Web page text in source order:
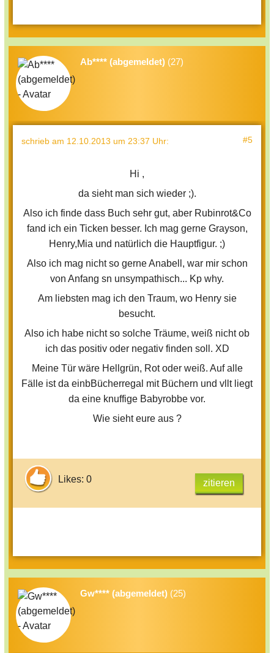
Ab**** (abgemeldet) (27)
schrieb am 12.10.2013 um 23:37 Uhr: #5
Hi ,
da sieht man sich wieder ;).
Also ich finde dass Buch sehr gut, aber Rubinrot&Co
fand ich ein Ticken besser. Ich mag gerne Grayson,
Henry,Mia und natürlich die Hauptfigur. ;)
Also ich mag nicht so gerne Anabell, war mir schon
von Anfang sn unsympathisch... Kp why.
Am liebsten mag ich den Traum, wo Henry sie
besucht.
Also ich habe nicht so solche Träume, weiß nicht ob
ich das positiv oder negativ finden soll. XD
Meine Tür wäre Hellgrün, Rot oder weiß. Auf alle
Fälle ist da einbBücherregal mit Büchern und vllt liegt
da eine knuffige Babyrobbe vor.
Wie sieht eure aus ?
Likes: 0 zitieren
Gw**** (abgemeldet) (25)